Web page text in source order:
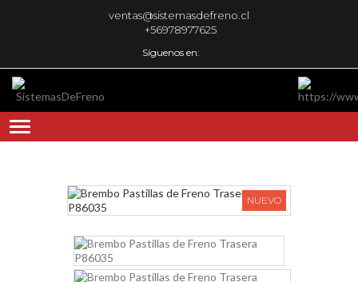
ventas@sistemasdefreno.cl
+56978977625
Síguenos en:
NUEVO